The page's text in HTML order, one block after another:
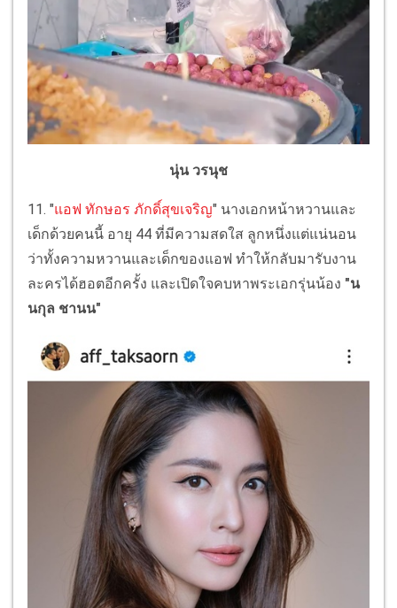
นุ่น วรนุช
11. "แอฟ ทักษอร ภักดิ์สุขเจริญ" นางเอกหน้าหวานและ
เด็กด้วยคนนี้ อายุ 44 ที่มีความสดใส ลูกหนึ่งแต่แน่นอน
ว่าทั้งความหวานและเด็กของแอฟ ทำให้กลับมารับงาน
ละครได้ฮอตอีกครั้ง และเปิดใจคบหาพระเอกรุ่นน้อง "น
นกุล ชานน"